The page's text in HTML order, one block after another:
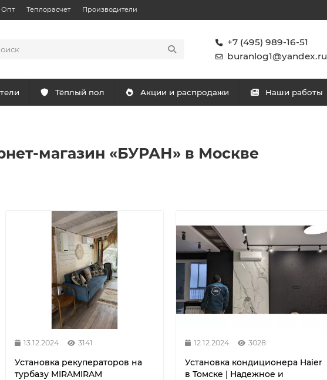
Опт Теплорасчет Производители
+7 (495) 989-16-51
buranlog1@yandex.ru
Тёплый пол Акции и распродажи Наши работы
магазин «БУРАН» в Москве
13.12.2024 3141
Установка рекуператоров на
турбазу MIRAMIRAM
12.12.2024 3028
Установка кондиционера Haier
в Томске | Надежное и